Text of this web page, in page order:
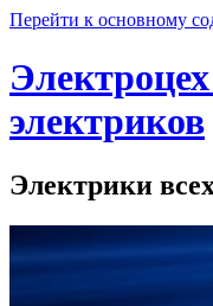
Перейти к основному
электриков
Электрики